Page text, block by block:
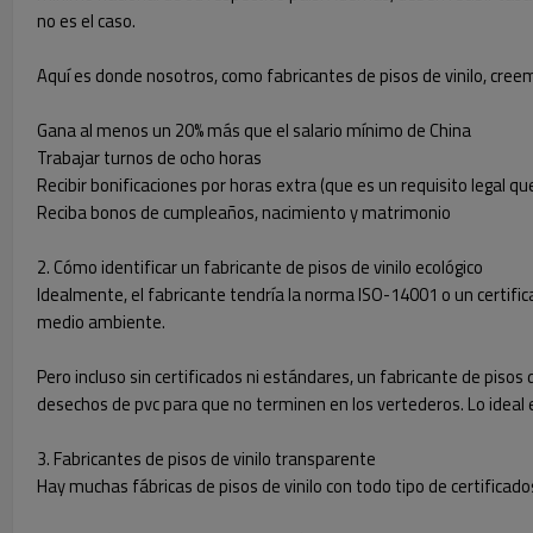
no es el caso.
Aquí es donde nosotros, como fabricantes de pisos de vinilo,
Gana al menos un 20% más que el salario mínimo de China
Trabajar turnos de ocho horas
Recibir bonificaciones por horas extra (que es un requisito legal
Reciba bonos de cumpleaños, nacimiento y matrimonio
2. Cómo identificar un fabricante de pisos de vinilo ecológico
Idealmente, el fabricante tendría la norma ISO-14001 o un
medio ambiente.
Pero incluso sin certificados ni estándares, un fabricante de
desechos de pvc para que no terminen en los vertederos. Lo
3. Fabricantes de pisos de vinilo transparente
Hay muchas fábricas de pisos de vinilo con todo tipo de